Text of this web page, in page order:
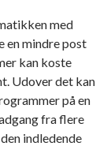
med
en mindre post
kan koste
Udover det kan
på en
fra flere
indledende